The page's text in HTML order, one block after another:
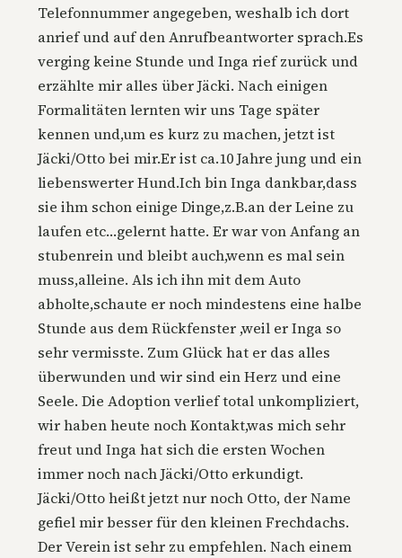
Telefonnummer angegeben, weshalb ich dort
anrief und auf den Anrufbeantworter sprach.Es
verging keine Stunde und Inga rief zurück und
erzählte mir alles über Jäcki. Nach einigen
Formalitäten lernten wir uns Tage später
kennen und,um es kurz zu machen, jetzt ist
Jäcki/Otto bei mir.Er ist ca.10 Jahre jung und ein
liebenswerter Hund.Ich bin Inga dankbar,dass
sie ihm schon einige Dinge,z.B.an der Leine zu
laufen etc…gelernt hatte. Er war von Anfang an
stubenrein und bleibt auch,wenn es mal sein
muss,alleine. Als ich ihn mit dem Auto
abholte,schaute er noch mindestens eine halbe
Stunde aus dem Rückfenster ,weil er Inga so
sehr vermisste. Zum Glück hat er das alles
überwunden und wir sind ein Herz und eine
Seele. Die Adoption verlief total unkompliziert,
wir haben heute noch Kontakt,was mich sehr
freut und Inga hat sich die ersten Wochen
immer noch nach Jäcki/Otto erkundigt.
Jäcki/Otto heißt jetzt nur noch Otto, der Name
gefiel mir besser für den kleinen Frechdachs.
Der Verein ist sehr zu empfehlen. Nach einem